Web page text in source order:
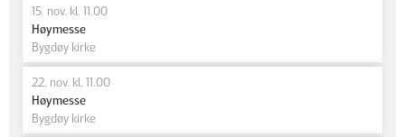
15. nov. kl. 11.00
Høymesse
Bygdøy kirke
22. nov. kl. 11.00
Høymesse
Bygdøy kirke